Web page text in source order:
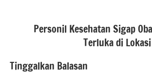
Personil Kesehatan Sigap
Terluka di
Tinggalkan Balasan